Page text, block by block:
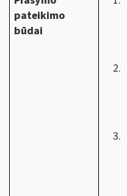
pateikimo
būdai